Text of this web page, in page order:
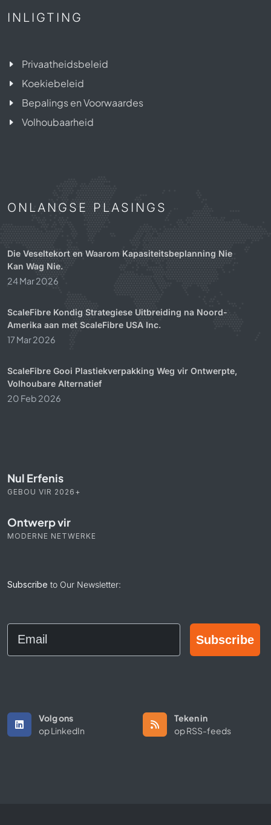
INLIGTING
Privaatheidsbeleid
Koekiebeleid
Bepalings en Voorwaardes
Volhoubaarheid
ONLANGSE PLASINGS
Die Veseltekort en Waarom Kapasiteitsbeplanning Nie
Kan Wag Nie.
24 Mar 2026
ScaleFibre Kondig Strategiese Uitbreiding na Noord-
Amerika aan met ScaleFibre USA Inc.
17 Mar 2026
ScaleFibre Gooi Plastiekverpakking Weg vir Ontwerpte,
Volhoubare Alternatief
20 Feb 2026
Nul Erfenis
GEBOU VIR 2026+
Ontwerp vir
MODERNE NETWERKE
Subscribe to Our Newsletter:
Email
Subscribe
Volg ons
op LinkedIn
Teken in
op RSS-feeds